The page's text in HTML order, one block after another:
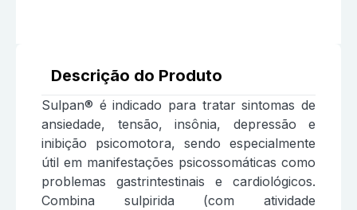
Descrição do Produto
Sulpan® é indicado para tratar sintomas de
ansiedade, tensão, insônia, depressão e
inibição psicomotora, sendo especialmente
útil em manifestações psicossomáticas como
problemas gastrintestinais e cardiológicos.
Combina sulpirida (com atividade